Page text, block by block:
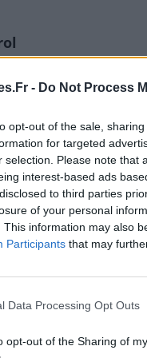
- Do Not Process
opt-out of the sale,
for targeted
selection. Please note that
interest-based ads
to third parties
of your personal
This information may also
Participants that may
Data Processing Opt Outs
opt-out of the Sharing of
» cholestérol car il a
plaques d’athérome.
et augmenter le
myocarde ou
est donc associé à
le « bon »
le sang et de le
à réduire la
cardiovasculaires.
cardiovasculaire.